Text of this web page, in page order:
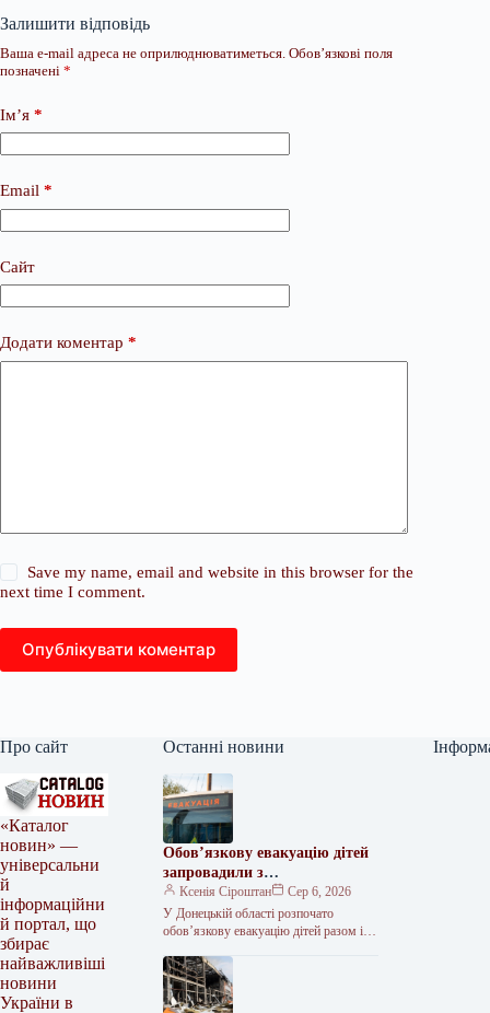
Залишити відповідь
Ваша e-mail адреса не оприлюднюватиметься. Обов’язкові поля
позначені *
Ім’я *
Email *
Сайт
Додати коментар *
Save my name, email and website in this browser for the
next time I comment.
Опублікувати коментар
Про сайт
«Каталог
новин» —
універсальни
й
інформаційни
й портал, що
збирає
найважливіші
новини
України в
Останні новини
Обов’язкову евакуацію дітей
запровадили з
найнебезпечніших зон
Краматорська та двох сусідніх
селищ.
Ксенія Сіроштан
Сер 6, 2026
У Донецькій області розпочато
обов’язкову евакуацію дітей разом із
Красноторка та Біленьке, а також
найбільш вразливих…